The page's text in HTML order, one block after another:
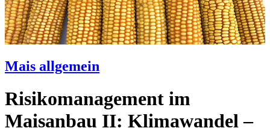
Mais allgemein
Risikomanagement im
Maisanbau II: Klimawandel –